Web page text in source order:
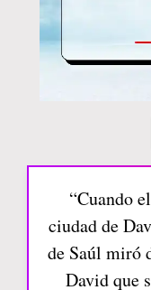
“Cuando
ciudad de
de Saúl miró
David que